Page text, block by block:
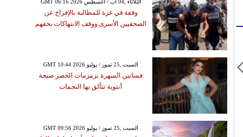
GMT 06:16 2026 الثلاثاء ,04 آب / أغسطس
وقفة في غزة للمطالبة بالإفراج عن
الصحفيين الأسرى ووقف الانتهاكات بحقهم
GMT 10:44 2026 السبت ,25 تموز / يوليو
فساتين السهرة بزمزمات الخصر صيحة
أنثوية تتألق بها النجمات
GMT 09:56 2026 السبت ,25 تموز / يوليو